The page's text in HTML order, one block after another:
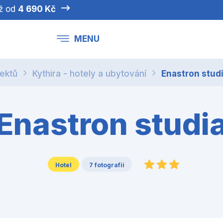
od 4 690 Kč
MENU
Kythira - hotely a ubytování Enastron
Hotel 7 fotografií